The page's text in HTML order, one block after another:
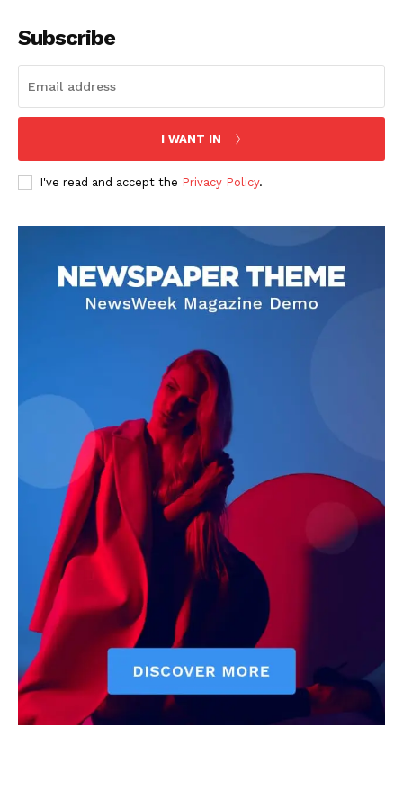
DOWNLOAD NOW
AIN NEWS 1
Contact Us
About Us
Privacy Policy
Terms of Use Agreement
Facebook
X WhatsApp
Share
Subscribe
I WANT IN
I've read and accept the Privacy Policy.